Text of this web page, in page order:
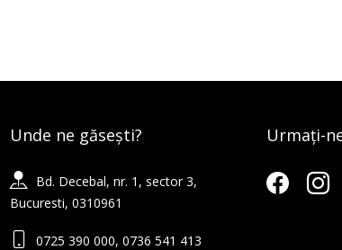
Unde ne găsești?
Bd. Decebal, nr. 1, sector 3,
Bucuresti, 0310961
0725 390 000, 0736 541 413
Urmați-